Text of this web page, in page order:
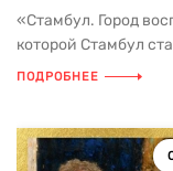
«Стамбул. Город
которой Стамбул
ПОДРОБНЕЕ